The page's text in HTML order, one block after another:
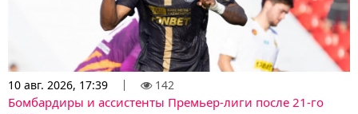
10 авг. 2026, 17:39 142
Бомбардиры и ассистенты Премьер-лиги после 21-го